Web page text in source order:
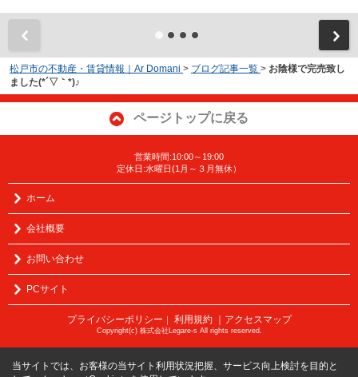
松戸市の不動産・賃貸情報｜Ar Domani > ブログ記事一覧 > お陰様で完売致し
ました(*´▽｀*)♪
ページトップに戻る
営業時間:10:00～19:00
定休日:水曜日(1月～３月無休）
ホーム
会社概要
お問い合わせ
PCサイト
プライバシーポリシー ｜ 利用規約 ｜アクセスマップ
Copyright(c) 株式会社Legare-s All rights reserved.
当サイトでは、お客様の当サイト利用状況把握、サービス向上検討を目的と